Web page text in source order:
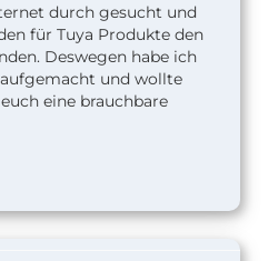
durch gesucht und
für Tuya Produkte den
Deswegen habe ich
und wollte
eine brauchbare